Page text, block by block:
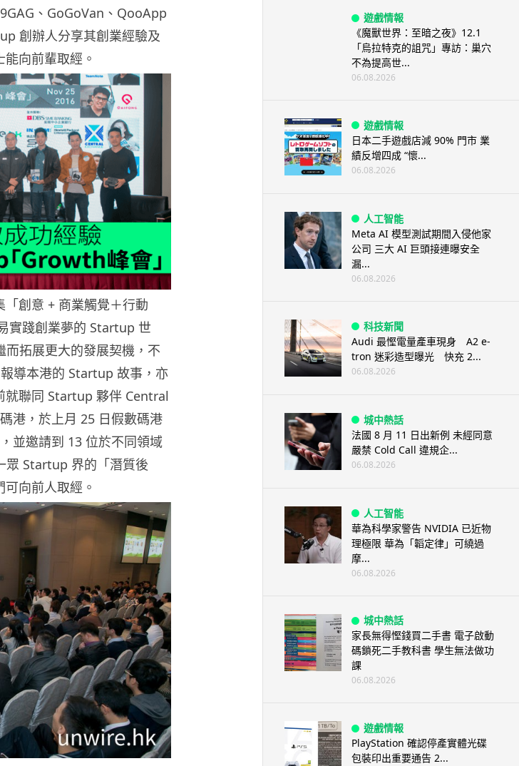
、GoGoVan、QooApp
創辦人分享其創業經驗及
向前輩取經。
創意 + 商業觸覺＋行動
實踐創業夢的 Startup 世
拓展更大的發展契機，不
導本港的 Startup 故事，亦
就聯同 Startup 夥伴 Central
港，於上月 25 日假數碼港
並邀請到 13 位於不同領域
眾 Startup 界的「潛質後
向前人取經。
遊戲情報
《魔獸世界：至暗之夜》12.1
「烏拉特克的詛咒」專訪：巢穴
不為提高世...
06.08.2026
遊戲情報
日本二手遊戲店減 90% 門市 業
績反增四成 “懷...
06.08.2026
人工智能
Meta AI 模型測試期間入侵他家
公司 三大 AI 巨頭接連曝安全
漏...
06.08.2026
科技新聞
Audi 最慳電量產車現身 A2 e-
tron 迷彩造型曝光 快充 2...
06.08.2026
城中熱話
法國 8 月 11 日出新例 未經同意
嚴禁 Cold Call 違規企...
06.08.2026
人工智能
華為科學家警告 NVIDIA 已近物
理極限 華為「韜定律」可繞過
摩...
06.08.2026
城中熱話
家長無得慳錢買二手書 電子啟動
碼鎖死二手教科書 學生無法做功
課
06.08.2026
遊戲情報
PlayStation 確認停產實體光碟
包裝印出重要通告 2...